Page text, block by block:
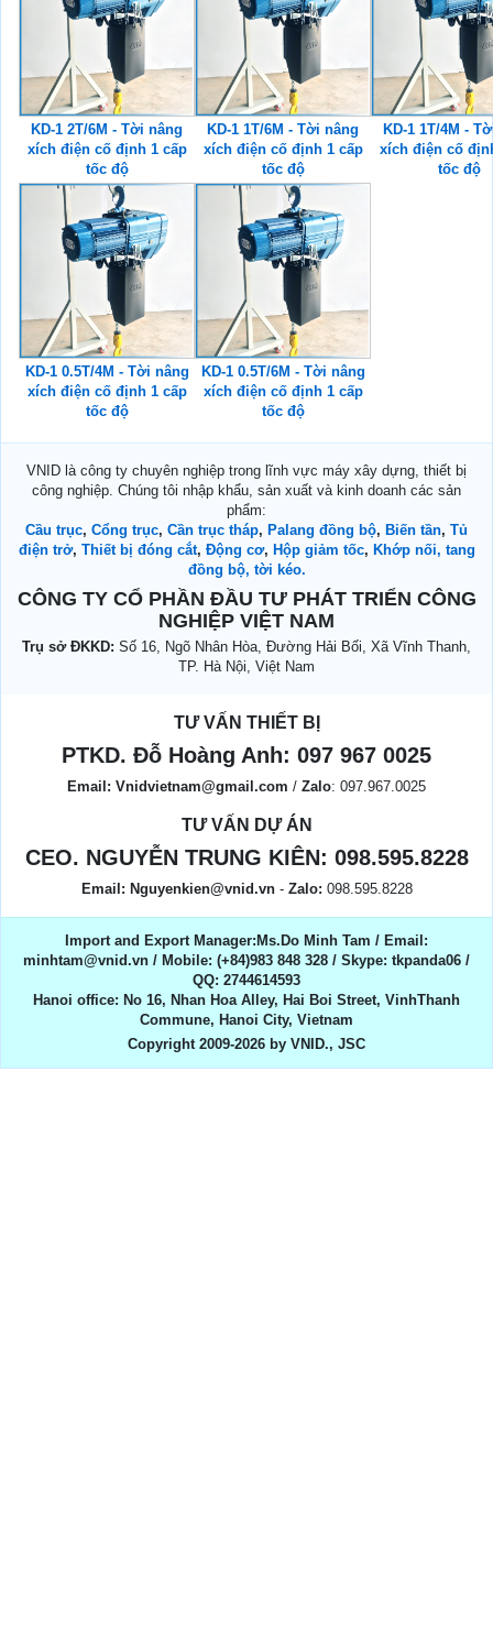
KD-1 2T/6M - Tời nâng
xích điện cố định 1 cấp
tốc độ
KD-1 1T/6M - Tời nâng
xích điện cố định 1 cấp
tốc độ
KD-1 1T/4M -
xích điện cố
tốc độ
KD-1 0.5T/4M - Tời nâng
xích điện cố định 1 cấp
tốc độ
KD-1 0.5T/6M - Tời nâng
xích điện cố định 1 cấp
tốc độ
VNID là công ty chuyên nghiệp trong lĩnh vực máy xây dựng, thiết bị
công nghiệp. Chúng tôi nhập khẩu, sản xuất và kinh doanh các sản
phẩm:
Cầu trục, Cổng trục, Cần trục tháp, Palang đồng bộ, Biến tần, Tủ
điện trở, Thiết bị đóng cắt, Động cơ, Hộp giảm tốc, Khớp nối, tang
đồng bộ, tời kéo.
CÔNG TY CỔ PHẦN ĐẦU TƯ PHÁT TRIỂN CÔNG
NGHIỆP VIỆT NAM
Trụ sở ĐKKD: Số 16, Ngõ Nhân Hòa, Đường Hải Bối, Xã Vĩnh Thanh,
TP. Hà Nội, Việt Nam
TƯ VẤN THIẾT BỊ
PTKD. Đỗ Hoàng Anh: 097 967 0025
Email: Vnidvietnam@gmail.com / Zalo: 097.967.0025
TƯ VẤN DỰ ÁN
CEO. NGUYỄN TRUNG KIÊN: 098.595.8228
Email: Nguyenkien@vnid.vn- Zalo: 098.595.8228
Import and Export Manager:Ms.Do Minh Tam / Email:
minhtam@vnid.vn / Mobile​:​ (+84)983 848 328 / Skype: tkpanda06 /
QQ: 2744614593
Hanoi office: No 16, Nhan Hoa Alley, Hai Boi Street, VinhThanh
Commune, Hanoi City, Vietnam
Copyright 2009-2026 by VNID., JSC